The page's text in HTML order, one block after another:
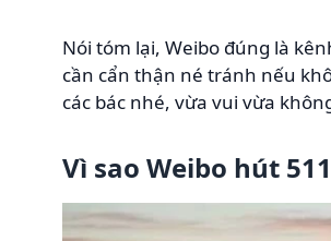
Nói tóm lại, Weibo đúng là
cần cẩn thận né tránh nếu
các bác nhé, vừa vui vừa
Vì sao Weibo hút